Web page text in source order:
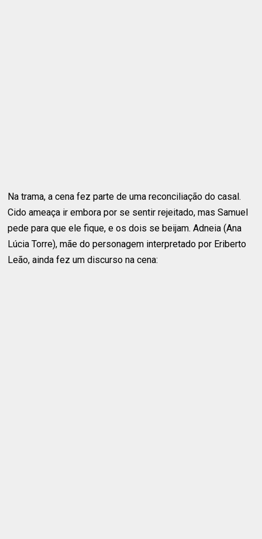
Na trama, a cena fez parte de uma reconciliação do casal.
Cido ameaça ir embora por se sentir rejeitado, mas Samuel
pede para que ele fique, e os dois se beijam. Adneia (Ana
Lúcia Torre), mãe do personagem interpretado por Eriberto
Leão, ainda fez um discurso na cena: